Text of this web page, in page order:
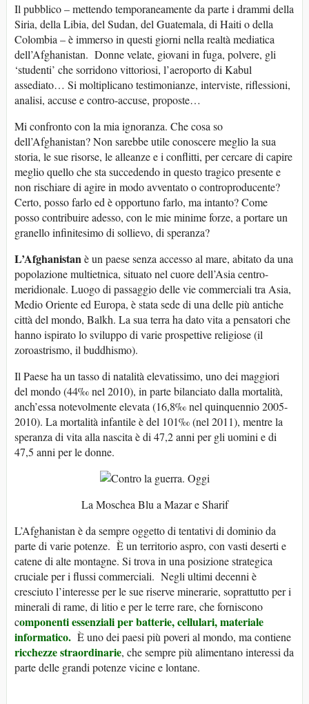
Il pubblico – mettendo temporaneamente da parte i drammi della
Siria, della Libia, del Sudan, del Guatemala, di Haiti o della
Colombia – è immerso in questi giorni nella realtà mediatica
dell’Afghanistan. Donne velate, giovani in fuga, polvere, gli
‘studenti’ che sorridono vittoriosi, l’aeroporto di Kabul
assediato… Si moltiplicano testimonianze, interviste, riflessioni,
analisi, accuse e contro-accuse, proposte…
Mi confronto con la mia ignoranza. Che cosa so
dell’Afghanistan? Non sarebbe utile conoscere meglio la sua
storia, le sue risorse, le alleanze e i conflitti, per cercare di capire
meglio quello che sta succedendo in questo tragico presente e
non rischiare di agire in modo avventato o controproducente?
Certo, posso farlo ed è opportuno farlo, ma intanto? Come
posso contribuire adesso, con le mie minime forze, a portare un
granello infinitesimo di sollievo, di speranza?
L’Afghanistanè un paese senza accesso al mare, abitato da una
popolazione multietnica, situato nel cuore dell’Asia centro-
meridionale. Luogo di passaggio delle vie commerciali tra Asia,
Medio Oriente ed Europa, è stata sede di una delle più antiche
città del mondo, Balkh. La sua terra ha dato vita a pensatori che
hanno ispirato lo sviluppo di varie prospettive religiose (il
zoroastrismo, il buddhismo).
Il Paese ha un tasso di natalità elevatissimo, uno dei maggiori
del mondo (44‰ nel 2010), in parte bilanciato dalla mortalità,
anch’essa notevolmente elevata (16,8‰ nel quinquennio 2005-
2010). La mortalità infantile è del 101‰ (nel 2011), mentre la
speranza di vita alla nascita è di 47,2 anni per gli uomini e di
47,5 anni per le donne.
La Moschea Blu a Mazar e Sharif
L’Afghanistan è da sempre oggetto di tentativi di dominio da
parte di varie potenze. È un territorio aspro, con vasti deserti e
catene di alte montagne. Si trova in una posizione strategica
cruciale per i flussi commerciali. Negli ultimi decenni è
cresciuto l’interesse per le sue riserve minerarie, soprattutto per i
minerali di rame, di litio e per le terre rare, che forniscono
componenti essenziali per batterie, cellulari, materiale
informatico. È uno dei paesi più poveri al mondo, ma contiene
ricchezze straordinarie, che sempre più alimentano interessi da
parte delle grandi potenze vicine e lontane.